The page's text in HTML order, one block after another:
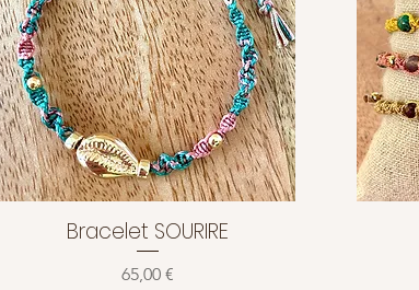
Aperçu rapide
Bracelet SOURIRE
Prix
65,00 €